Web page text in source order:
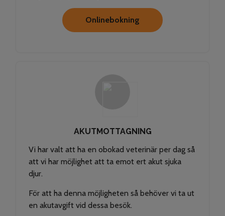
Onlinebokning
AKUTMOTTAGNING
Vi har valt att ha en obokad veterinär per dag så
att vi har möjlighet att ta emot ert akut sjuka
djur.
För att ha denna möjligheten så behöver vi ta ut
en akutavgift vid dessa besök.